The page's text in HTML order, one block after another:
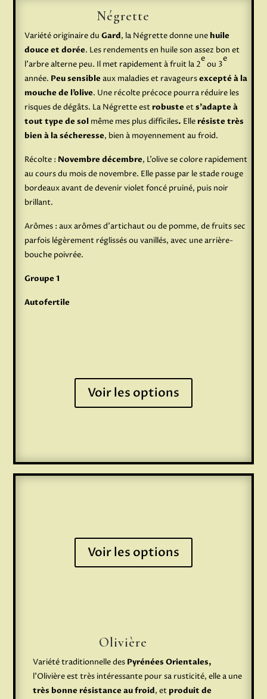
Négrette
Variété originaire du Gard, la Négrette donne une huile
douce et dorée. Les rendements en huile son assez bon et
l’arbre alterne peu. Il met rapidement à fruit la 2
e
ou 3
e
année. Peu sensibleaux maladies et ravageursexcepté à la
mouche de l’olive. Une récolte précoce pourra réduire les
risques de dégâts. La Négrette est robusteets’adapte à
tout type de sol même mes plus difficiles. Elle résiste très
bien à la sécheresse, bien à moyennement au froid.
Récolte : Novembre décembre, L’olive se colore rapidement
au cours du mois de novembre. Elle passe par le stade rouge
bordeaux avant de devenir violet foncé pruiné, puis noir
brillant.
Arômes : aux arômes d’artichaut ou de pomme, de fruits sec
parfois légèrement réglissés ou vanillés, avec une arrière-
bouche poivrée.
Groupe 1
Autofertile
Voir les options
Voir les options
Olivière
Variété traditionnelle des Pyrénées Orientales,
l’Olivière est très intéressante pour sa rusticité, elle a une
très bonne résistance au froid, et produit de